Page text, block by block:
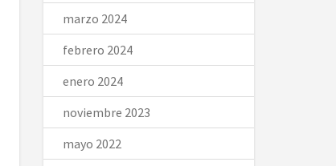
marzo 2024
febrero 2024
enero 2024
noviembre 2023
mayo 2022